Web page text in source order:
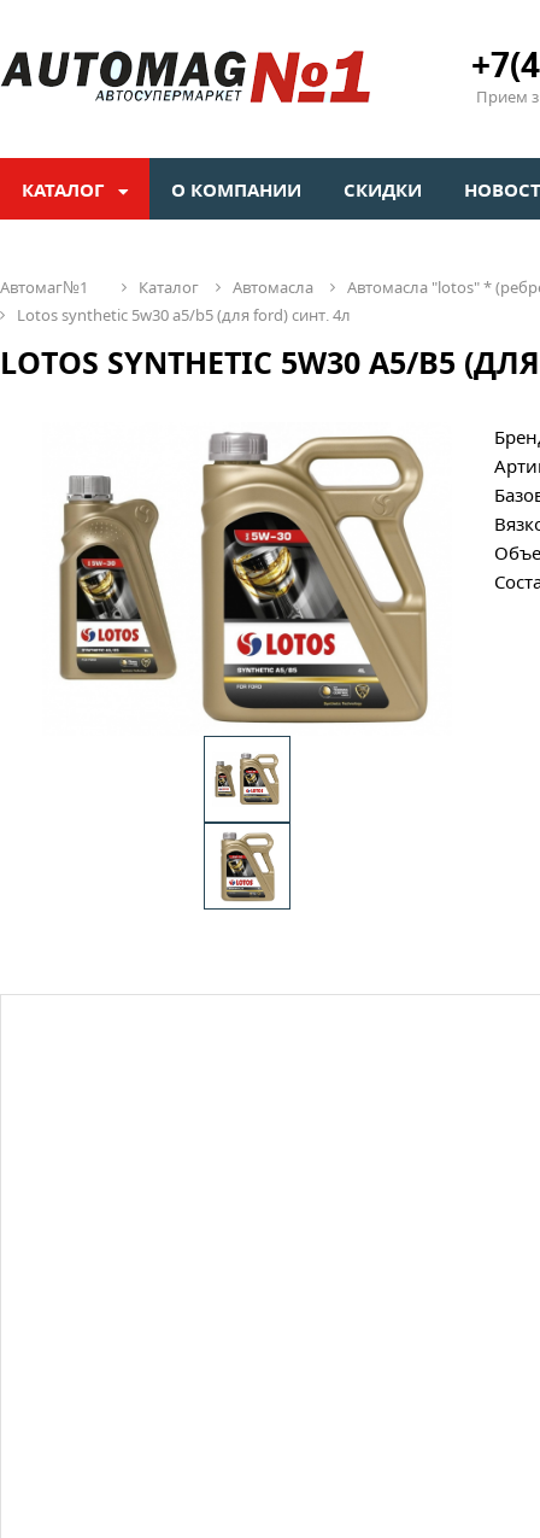
Прием
КАТАЛОГ О КОМПАНИИ СКИДКИ
автомаг№1 каталог автомасла
автомасла "lotos" *
lotos synthetic 5w30 a5/b5 (для ford) синт. 4л
LOTOS SYNTHETIC 5W30 A5/B5